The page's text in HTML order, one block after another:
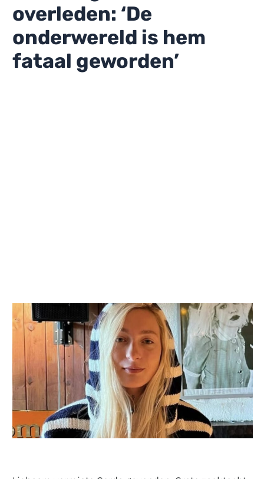
overleden: ‘De
onderwereld is hem
fataal geworden’